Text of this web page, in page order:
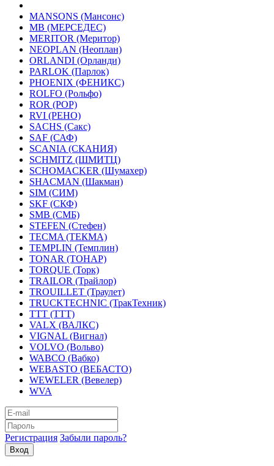
MANSONS (Мансонс)
MB (МЕРСЕДЕС)
MERITOR (Меритор)
NEOPLAN (Неоплан)
ORLANDI (Орланди)
PARLOK (Парлок)
PHOENIX (ФЕНИКС)
ROLFO (Рольфо)
ROR (РОР)
RVI (РЕНО)
SACHS (Сакс)
SAF (САФ)
SCANIA (СКАНИЯ)
SCHMITZ (ШМИТЦ)
SCHOMACKER (Шумахер)
SHACMAN (Шакман)
SIM (СИМ)
SKF (СКФ)
SMB (СМБ)
STEFEN (Стефен)
TECMA (ТЕКМА)
TEMPLIN (Темплин)
TONAR (ТОНАР)
TORQUE (Торк)
TRAILOR (Трайлор)
TROUILLET (Траулет)
TRUCKTECHNIC (ТракТехник)
TTT (ТТТ)
VALX (ВАЛКС)
VIGNAL (Вигнал)
VOLVO (Вольво)
WABCO (Вабко)
WEBASTO (ВЕБАСТО)
WEWELER (Вевелер)
WVA
Регистрация Забыли пароль?